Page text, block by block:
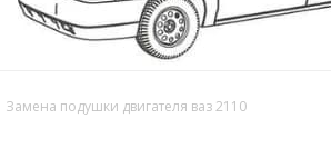
Замена подушки двигателя ваз 2110